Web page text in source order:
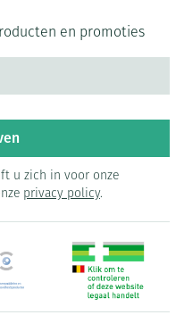
en promoties
u zich in voor onze
privacy policy.